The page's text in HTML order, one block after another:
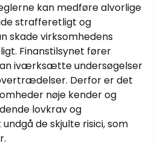
kan medføre alvorlige
strafferetligt og
skade virksomhedens
Finanstilsynet fører
iværksætte undersøgelser
Derfor er det
nøje kender og
lovkrav og
de skjulte risici, som